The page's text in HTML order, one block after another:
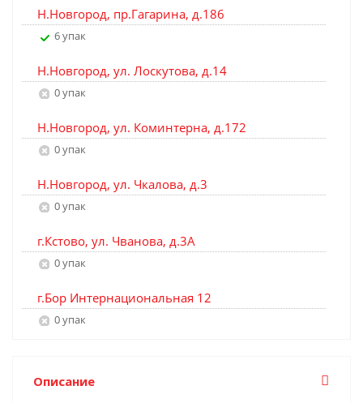
Н.Новгород, пр.Гагарина, д.186
6 упак
Н.Новгород, ул. Лоскутова, д.14
0 упак
Н.Новгород, ул. Коминтерна, д.172
0 упак
Н.Новгород, ул. Чкалова, д.3
0 упак
г.Кстово, ул. Чванова, д.3А
0 упак
г.Бор Интернациональная 12
0 упак
Описание